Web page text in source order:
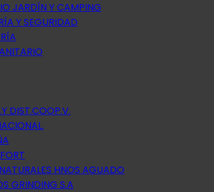
JARDÍN Y CAMPING
Y SEGURIDAD
DIST.COOP.V.
HNOS AGUADO
GRINDING S.A